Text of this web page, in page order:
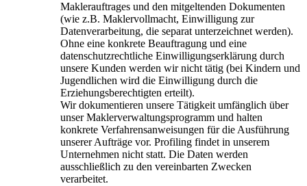
Maklerauftrages und den mitgeltenden Dokumenten
(wie z.B. Maklervollmacht, Einwilligung zur
Datenverarbeitung, die separat unterzeichnet werden).
Ohne eine konkrete Beauftragung und eine
datenschutzrechtliche Einwilligungserklärung durch
unsere Kunden werden wir nicht tätig (bei Kindern und
Jugendlichen wird die Einwilligung durch die
Erziehungsberechtigten erteilt).
Wir dokumentieren unsere Tätigkeit umfänglich über
unser Maklerverwaltungsprogramm und halten
konkrete Verfahrensanweisungen für die Ausführung
unserer Aufträge vor. Profiling findet in unserem
Unternehmen nicht statt. Die Daten werden
ausschließlich zu den vereinbarten Zwecken
verarbeitet.